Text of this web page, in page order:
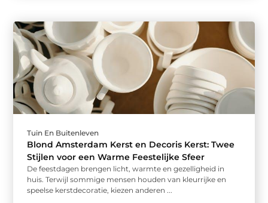
Tuin En Buitenleven
Blond Amsterdam Kerst en Decoris Kerst: Twee
Stijlen voor een Warme Feestelijke Sfeer
De feestdagen brengen licht, warmte en gezelligheid in
huis. Terwijl sommige mensen houden van kleurrijke en
speelse kerstdecoratie, kiezen anderen ...